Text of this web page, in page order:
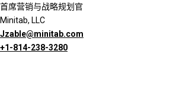
首席营销与战略规划官
Minitab, LLC
Jzable@minitab.com
+1-814-238-3280